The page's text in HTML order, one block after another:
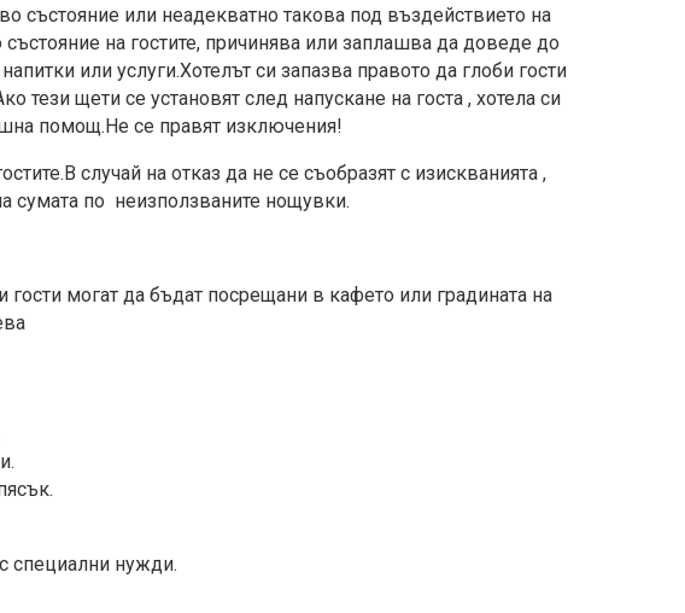
състояние или неадекватно такова под въздействието на
на гостите, причинява или заплашва да доведе до
или услуги.Хотелът си запазва правото да глоби гости
щети се установят след напускане на госта , хотела си
помощ.Не се правят изключения!
случай на отказ да не се съобразят с изискванията ,
сумата по неизползваните нощувки.
могат да бъдат посрещани в кафето или градината на
специални нужди.